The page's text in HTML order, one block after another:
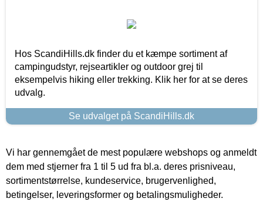
Hos ScandiHills.dk finder du et kæmpe sortiment af
campingudstyr, rejseartikler og outdoor grej til
eksempelvis hiking eller trekking. Klik her for at se deres
udvalg.
Se udvalget på ScandiHills.dk
Vi har gennemgået de mest populære webshops og anmeldt
dem med stjerner fra 1 til 5 ud fra bl.a. deres prisniveau,
sortimentstørrelse, kundeservice, brugervenlighed,
betingelser, leveringsformer og betalingsmuligheder.